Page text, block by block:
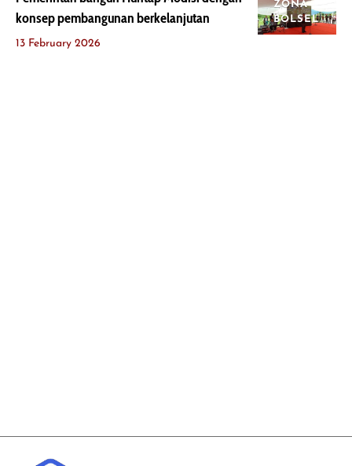
ZONA
BOLSEL
konsep pembangunan berkelanjutan
13 February 2026